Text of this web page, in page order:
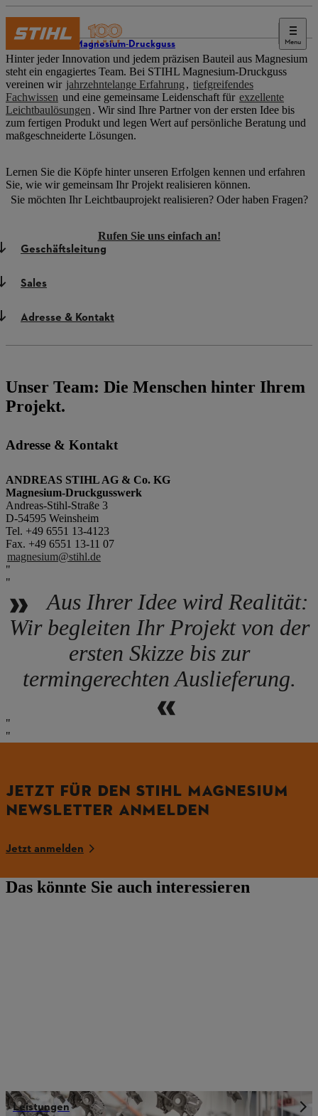
Menu
STIHL Magnesium-Druckguss
Hinter jeder Innovation und jedem präzisen Bauteil aus Magnesium
steht ein engagiertes Team. Bei STIHL Magnesium-Druckguss
vereinen wir jahrzehntelange Erfahrung , tiefgreifendes
Fachwissen und eine gemeinsame Leidenschaft für exzellente
Leichtbaulösungen . Wir sind Ihre Partner von der ersten Idee bis
zum fertigen Produkt und legen Wert auf persönliche Beratung und
maßgeschneiderte Lösungen.
Lernen Sie die Köpfe hinter unseren Erfolgen kennen und erfahren
Sie, wie wir gemeinsam Ihr Projekt realisieren können.
Sie möchten Ihr Leichtbauprojekt realisieren? Oder haben Fragen?
Rufen Sie uns einfach an!
Geschäftsleitung
Sales
Adresse & Kontakt
Unser Team: Die Menschen hinter Ihrem
Projekt.
Adresse & Kontakt
ANDREAS STIHL AG & Co. KG
Magnesium-Druckgusswerk
Andreas-Stihl-Straße 3
D-54595 Weinsheim
Tel. +49 6551 13-4123
Fax. +49 6551 13-11 07
magnesium@stihl.de
Aus Ihrer Idee wird Realität:
Wir begleiten Ihr Projekt von der
ersten Skizze bis zur
termingerechten Auslieferung.
JETZT FÜR DEN STIHL MAGNESIUM
NEWSLETTER ANMELDEN
Jetzt anmelden
Das könnte Sie auch interessieren
Leistungen